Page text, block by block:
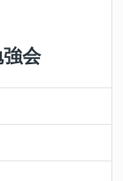
会